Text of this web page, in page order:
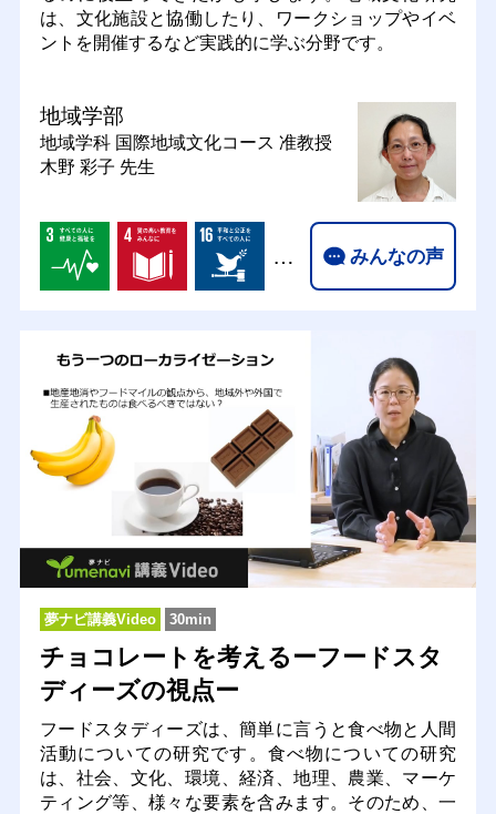
は、文化施設と協働したり、ワークショップやイベ
ントを開催するなど実践的に学ぶ分野です。
地域学部
地域学科 国際地域文化コース 准教授
木野 彩子 先生
… みんなの声
夢ナビ講義Video 30min
チョコレートを考えるーフードスタ
ディーズの視点ー
フードスタディーズは、簡単に言うと食べ物と人間
活動についての研究です。食べ物についての研究
は、社会、文化、環境、経済、地理、農業、マーケ
ティング等、様々な要素を含みます。そのため、一